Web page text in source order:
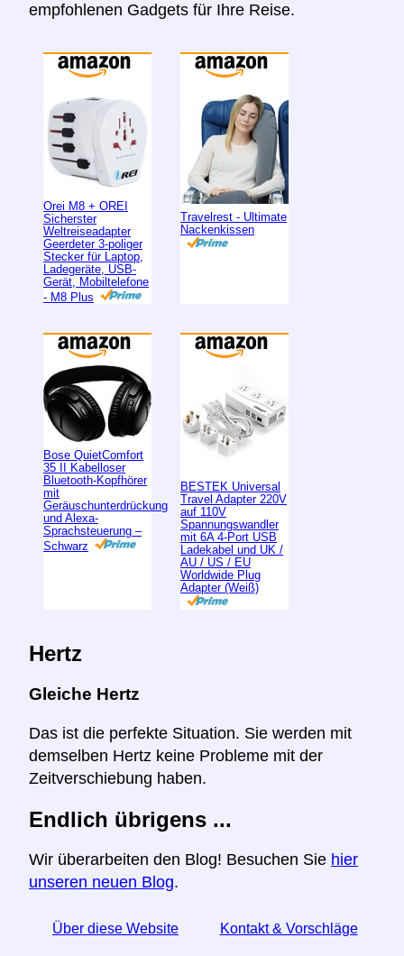
empfohlenen Gadgets für Ihre Reise.
Orei M8 + OREI
Sicherster
Weltreiseadapter
Geerdeter 3-poliger
Stecker für Laptop,
Ladegeräte, USB-
Gerät, Mobiltelefone
- M8 Plus
Travelrest - Ultimate
Nackenkissen
Bose QuietComfort
35 II Kabelloser
Bluetooth-Kopfhörer
mit
Geräuschunterdrückung
und Alexa-
Sprachsteuerung –
Schwarz
BESTEK Universal
Travel Adapter 220V
auf 110V
Spannungswandler
mit 6A 4-Port USB
Ladekabel und UK /
AU / US / EU
Worldwide Plug
Adapter (Weiß)
Hertz
Gleiche Hertz
Das ist die perfekte Situation. Sie werden mit
demselben Hertz keine Probleme mit der
Zeitverschiebung haben.
Endlich übrigens ...
Wir überarbeiten den Blog! Besuchen Sie hier
unseren neuen Blog.
Über diese Website Kontakt & Vorschläge